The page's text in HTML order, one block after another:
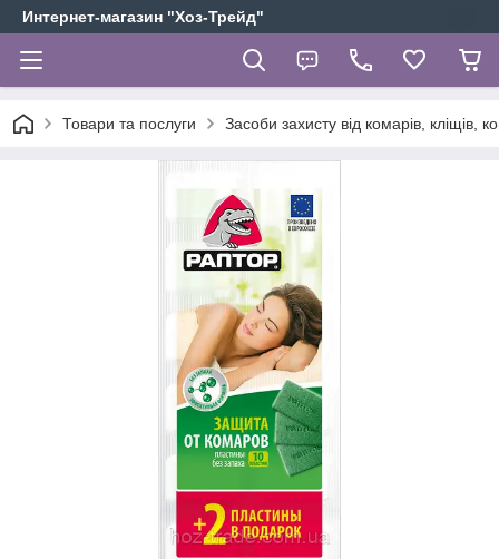
Интернет-магазин "Хоз-Трейд"
Товари та послуги Засоби захисту від комарів, кліщів,